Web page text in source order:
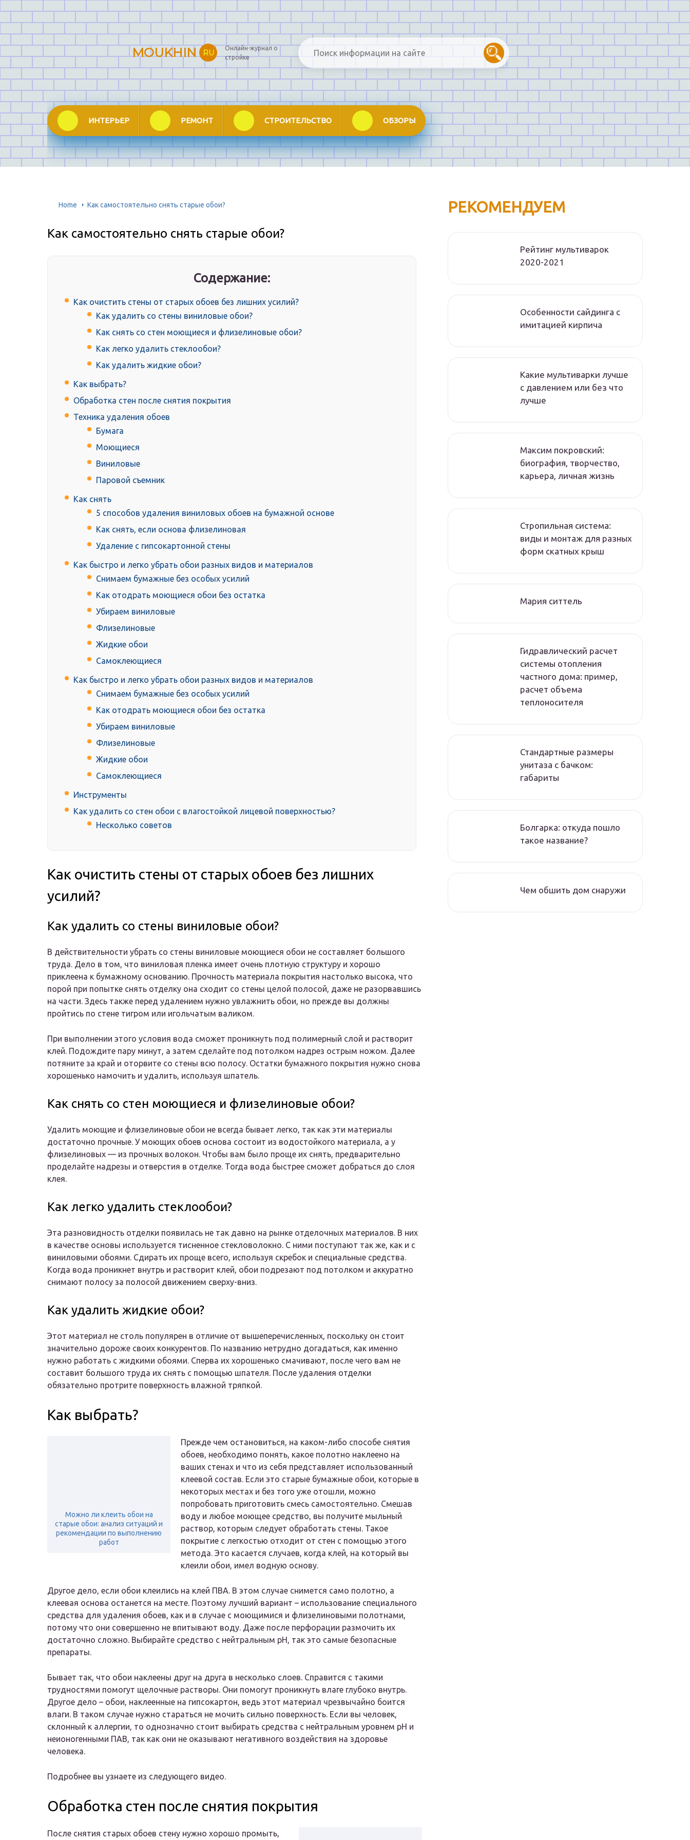
MOUKHIN RU
Онлайн-журнал о
стройке
ИНТЕРЬЕР РЕМОНТ СТРОИТЕЛЬСТВО ОБЗОРЫ
Home Как самостоятельно снять старые обои?
Как самостоятельно снять старые обои?
Содержание:
Как очистить стены от старых обоев без лишних усилий?
Как удалить со стены виниловые обои?
Как снять со стен моющиеся и флизелиновые обои?
Как легко удалить стеклообои?
Как удалить жидкие обои?
Как выбрать?
Обработка стен после снятия покрытия
Техника удаления обоев
Бумага
Моющиеся
Виниловые
Паровой съемник
Как снять
5 способов удаления виниловых обоев на бумажной основе
Как снять, если основа флизелиновая
Удаление с гипсокартонной стены
Как быстро и легко убрать обои разных видов и материалов
Снимаем бумажные без особых усилий
Как отодрать моющиеся обои без остатка
Убираем виниловые
Флизелиновые
Жидкие обои
Самоклеющиеся
Как быстро и легко убрать обои разных видов и материалов
Снимаем бумажные без особых усилий
Как отодрать моющиеся обои без остатка
Убираем виниловые
Флизелиновые
Жидкие обои
Самоклеющиеся
Инструменты
Как удалить со стен обои с влагостойкой лицевой поверхностью?
Несколько советов
Как очистить стены от старых обоев без лишних
усилий?
Как удалить со стены виниловые обои?
В действительности убрать со стены виниловые моющиеся обои не составляет большого
труда. Дело в том, что виниловая пленка имеет очень плотную структуру и хорошо
приклеена к бумажному основанию. Прочность материала покрытия настолько высока, что
порой при попытке снять отделку она сходит со стены целой полосой, даже не разорвавшись
на части. Здесь также перед удалением нужно увлажнить обои, но прежде вы должны
пройтись по стене тигром или игольчатым валиком.
При выполнении этого условия вода сможет проникнуть под полимерный слой и растворит
клей. Подождите пару минут, а затем сделайте под потолком надрез острым ножом. Далее
потяните за край и оторвите со стены всю полосу. Остатки бумажного покрытия нужно снова
хорошенько намочить и удалить, используя шпатель.
Как снять со стен моющиеся и флизелиновые обои?
Удалить моющие и флизелиновые обои не всегда бывает легко, так как эти материалы
достаточно прочные. У моющих обоев основа состоит из водостойкого материала, а у
флизелиновых — из прочных волокон. Чтобы вам было проще их снять, предварительно
проделайте надрезы и отверстия в отделке. Тогда вода быстрее сможет добраться до слоя
клея.
Как легко удалить стеклообои?
Эта разновидность отделки появилась не так давно на рынке отделочных материалов. В них
в качестве основы используется тисненное стекловолокно. С ними поступают так же, как и с
виниловыми обоями. Сдирать их проще всего, используя скребок и специальные средства.
Когда вода проникнет внутрь и растворит клей, обои подрезают под потолком и аккуратно
снимают полосу за полосой движением сверху-вниз.
Как удалить жидкие обои?
Этот материал не столь популярен в отличие от вышеперечисленных, поскольку он стоит
значительно дороже своих конкурентов. По названию нетрудно догадаться, как именно
нужно работать с жидкими обоями. Сперва их хорошенько смачивают, после чего вам не
составит большого труда их снять с помощью шпателя. После удаления отделки
обязательно протрите поверхность влажной тряпкой.
Как выбрать?
Можно ли клеить обои на
старые обои: анализ ситуаций и
рекомендации по выполнению
работ
Прежде чем остановиться, на каком-либо способе снятия
обоев, необходимо понять, какое полотно наклеено на
ваших стенах и что из себя представляет использованный
клеевой состав. Если это старые бумажные обои, которые в
некоторых местах и без того уже отошли, можно
попробовать приготовить смесь самостоятельно. Смешав
воду и любое моющее средство, вы получите мыльный
раствор, которым следует обработать стены. Такое
покрытие с легкостью отходит от стен с помощью этого
метода. Это касается случаев, когда клей, на который вы
клеили обои, имел водную основу.
Другое дело, если обои клеились на клей ПВА. В этом случае снимется само полотно, а
клеевая основа останется на месте. Поэтому лучший вариант – использование специального
средства для удаления обоев, как и в случае с моющимися и флизелиновыми полотнами,
потому что они совершенно не впитывают воду. Даже после перфорации размочить их
достаточно сложно. Выбирайте средство с нейтральным pH, так это самые безопасные
препараты.
Бывает так, что обои наклеены друг на друга в несколько слоев. Справится с такими
трудностями помогут щелочные растворы. Они помогут проникнуть влаге глубоко внутрь.
Другое дело – обои, наклеенные на гипсокартон, ведь этот материал чрезвычайно боится
влаги. В таком случае нужно стараться не мочить сильно поверхность. Если вы человек,
склонный к аллергии, то однозначно стоит выбирать средства с нейтральным уровнем pH и
неионогенными ПАВ, так как они не оказывают негативного воздействия на здоровье
человека.
Подробнее вы узнаете из следующего видео.
Обработка стен после снятия покрытия
После снятия старых обоев стену нужно хорошо промыть,
РЕКОМЕНДУЕМ
Рейтинг мультиварок
2020-2021
Особенности сайдинга с
имитацией кирпича
Какие мультиварки лучше
с давлением или без что
лучше
Максим покровский:
биография, творчество,
карьера, личная жизнь
Стропильная система:
виды и монтаж для разных
форм скатных крыш
Мария ситтель
Гидравлический расчет
системы отопления
частного дома: пример,
расчет объема
теплоносителя
Стандартные размеры
унитаза с бачком:
габариты
Болгарка: откуда пошло
такое название?
Чем обшить дом снаружи